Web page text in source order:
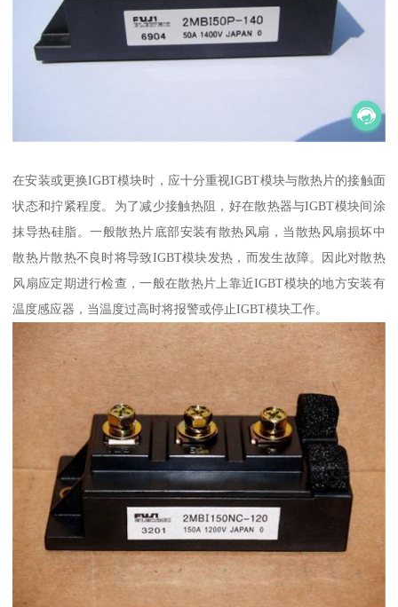
在安装或更换IGBT模块时，应十分重视IGBT模块与散热片的接触面
状态和拧紧程度。为了减少接触热阻，好在散热器与IGBT模块间涂
抹导热硅脂。一般散热片底部安装有散热风扇，当散热风扇损坏中
散热片散热不良时将导致IGBT模块发热，而发生故障。因此对散热
风扇应定期进行检查，一般在散热片上靠近IGBT模块的地方安装有
温度感应器，当温度过高时将报警或停止IGBT模块工作。